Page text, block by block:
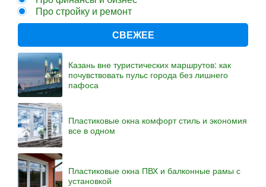
Про стройку и ремонт
СВЕЖЕЕ
Казань вне туристических маршрутов: как
почувствовать пульс города без лишнего
пафоса
Пластиковые окна комфорт стиль и экономия
все в одном
Пластиковые окна ПВХ и балконные рамы с
установкой